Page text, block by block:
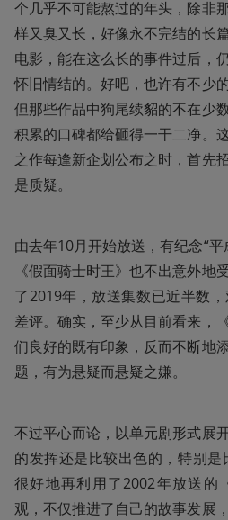
个几乎不可能熬过的年头，除非
样又臭又长，好像永不完结的长
电影，能在这么长的事件过后，
怀旧情结的。好吧，也许有不少
但那些作品中狗尾续貂的不在少
积累的口碑都给砸得一干二净。
之作每逢新企划公布之时，首先
是质疑。
由去年10月开始放送，有纪念“
《假面骑士时王》也不出意外地
了2019年，放送集数已近半数
差评。确实，至少从目前看来，
们良好的既有印象，反而不断地
题，有为悬疑而悬疑之嫌。
不过平心而论，以单元剧形式展
的发挥还是比较出色的，特别
很好地再利用了2002年放送的
观，不仅推进了自己的故事发展